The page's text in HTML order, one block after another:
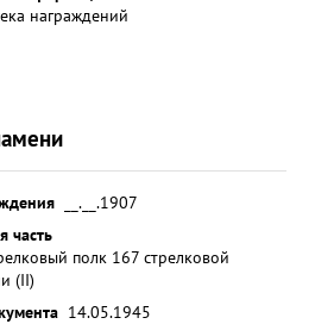
награждений
__.__.1907
часть
полк 167 стрелковой
(II)
14.05.1945